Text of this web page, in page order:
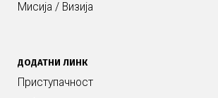
Мисија / Визија
ДОДАТНИ ЛИНК
Приступачност